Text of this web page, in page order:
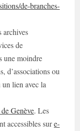
de-branches-
archives
de
une moindre
d’associations ou
lien avec la
Genève. Les
accessibles sure-